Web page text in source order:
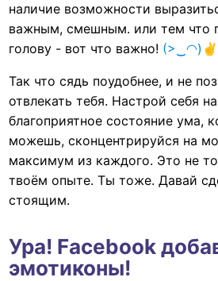
наличие возможности
важным, смешным. или тем что
голову - вот что важно! (>‿◠)✌
Так что сядь поудобнее, и не
отвлекать тебя. Настрой себя
благоприятное состояние ума,
можешь, сконцентрируйся на
максимум из каждого. Это не
твоём опыте. Ты тоже. Давай
стоящим.
Ура! Facebook
эмотиконы!